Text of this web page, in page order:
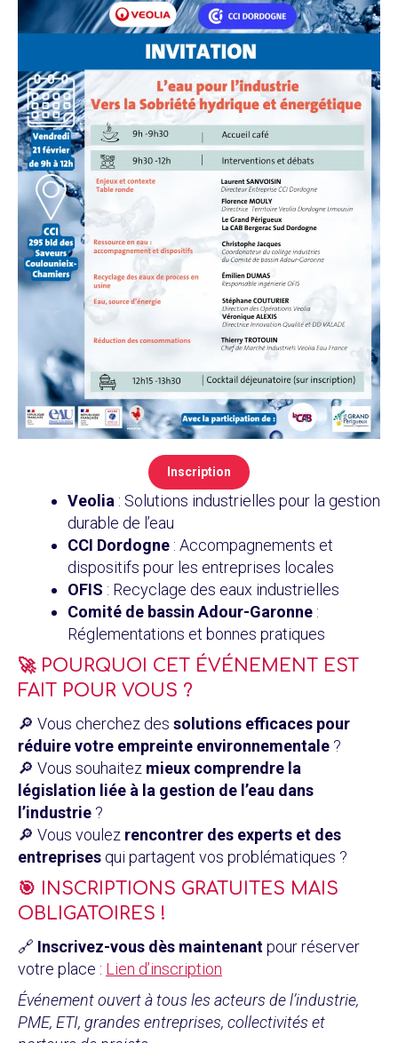
Inscription
Veolia : Solutions industrielles pour la gestion
durable de l’eau
CCI Dordogne : Accompagnements et
dispositifs pour les entreprises locales
OFIS : Recyclage des eaux industrielles
Comité de bassin Adour-Garonne :
Réglementations et bonnes pratiques
🚀 POURQUOI CET ÉVÉNEMENT EST
FAIT POUR VOUS ?
🔎 Vous cherchez des solutions efficaces pour
réduire votre empreinte environnementale ?
🔎 Vous souhaitez mieux comprendre la
législation liée à la gestion de l’eau dans
l’industrie ?
🔎 Vous voulez rencontrer des experts et des
entreprises qui partagent vos problématiques ?
🎯 INSCRIPTIONS GRATUITES MAIS
OBLIGATOIRES !
🔗 Inscrivez-vous dès maintenantpour réserver
votre place : Lien d’inscription
Événement ouvert à tous les acteurs de l’industrie,
PME, ETI, grandes entreprises, collectivités et